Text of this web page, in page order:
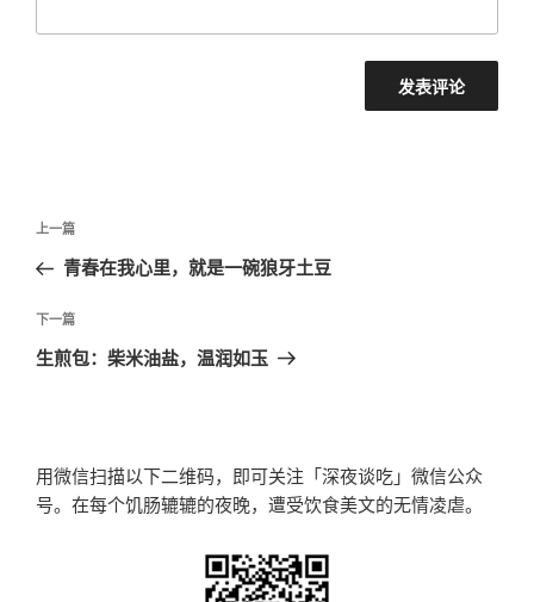
文
导
航
上
一
文
章
上一篇
青春在我心里，就是一碗狼牙土豆
下
一
下一篇
生煎包：柴米油盐，温润如玉
用微信扫描以下二维码，即可关注「深夜谈吃」微信公众
号。在每个饥肠辘辘的夜晚，遭受饮食美文的无情凌虐。